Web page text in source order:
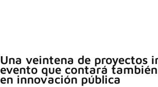
Una veintena de proyectos
evento que contará
en innovación pública